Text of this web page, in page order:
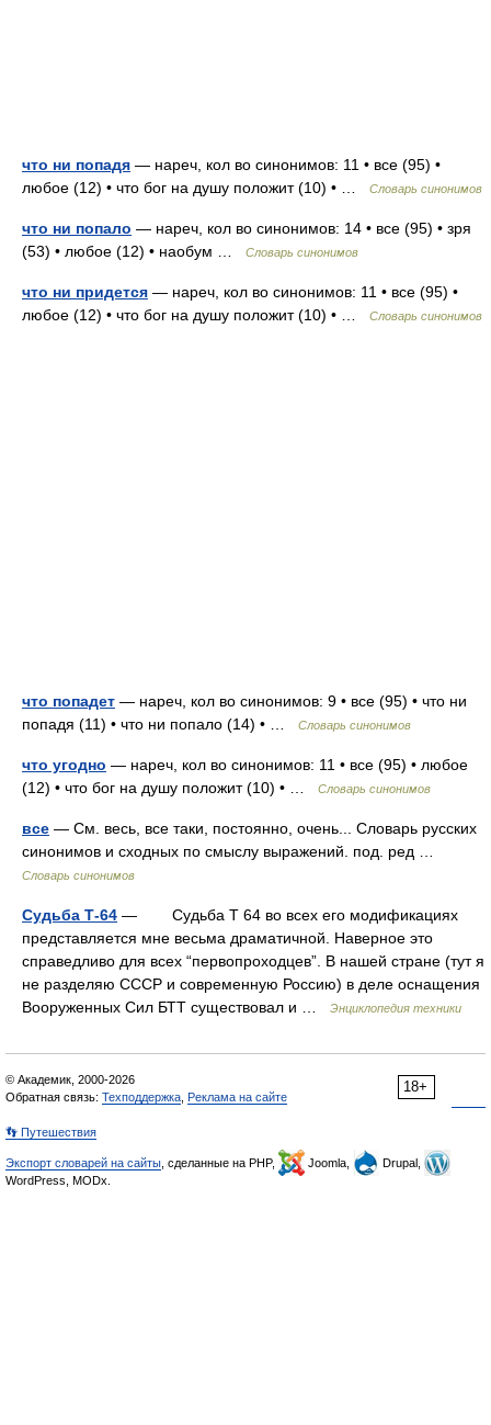
что ни попадя — нареч, кол во синонимов: 11 • все (95) •
любое (12) • что бог на душу положит (10) • …
Словарь синонимов
что ни попало — нареч, кол во синонимов: 14 • все (95) • зря
(53) • любое (12) • наобум …
Словарь синонимов
что ни придется — нареч, кол во синонимов: 11 • все (95) •
любое (12) • что бог на душу положит (10) • …
Словарь синонимов
что попадет — нареч, кол во синонимов: 9 • все (95) • что ни
попадя (11) • что ни попало (14) • …
Словарь синонимов
что угодно — нареч, кол во синонимов: 11 • все (95) • любое
(12) • что бог на душу положит (10) • …
Словарь синонимов
все — См. весь, все таки, постоянно, очень... Словарь русских
синонимов и сходных по смыслу выражений. под. ред …
Словарь синонимов
Судьба Т-64 — Судьба Т 64 во всех его модификациях
представляется мне весьма драматичной. Наверное это
справедливо для всех “первопроходцев”. В нашей стране (тут я
не разделяю СССР и современную Россию) в деле оснащения
Вооруженных Сил БТТ существовал и …
Энциклопедия техники
18+
© Академик, 2000-2026
Обратная связь: Техподдержка Реклама на сайте
👣 Путешествия
Экспорт словарей на сайты , сделанные на PHP, Joomla,
Drupal,
WordPress, MODx.